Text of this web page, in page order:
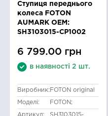
Ступиця переднього
колеса FOTON
AUMARK OEM:
SH3103015-CP1002
6 799.00 грн
в наявності 2 шт.
Виробник: FOTON original
Моделі: FOTON;